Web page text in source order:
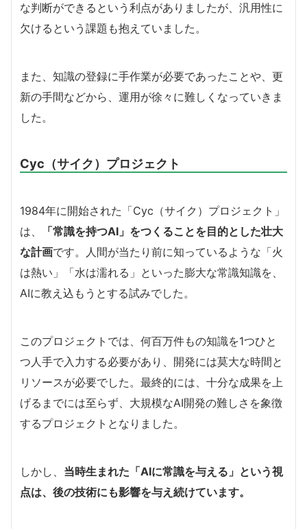
な判断ができるという利点がありましたが、汎用性に
欠けるという課題も抱えていました。
また、知識の登録に手作業が必要であったことや、更
新の手間などから、運用が徐々に難しくなっていきま
した。
Cyc（サイク）プロジェクト
1984年に開始された「Cyc（サイク）プロジェクト」
は、
「常識を持つAI」をつくることを目的とした壮大
な計画です。人間が当たり前に知っているような「火
は熱い」「水は濡れる」といった膨大な常識知識を、
AIに教え込もうとする試みでした。
このプロジェクトでは、何百万件もの知識を1つひと
つ人手で入力する必要があり、開発には莫大な時間と
リソースが必要でした。最終的には、十分な成果を上
げるまでには至らず、大規模なAI開発の難しさを象徴
するプロジェクトとなりました。
しかし、 当時生まれた「AIに常識を与える」という視
点は、後の技術にも影響を与え続けています。